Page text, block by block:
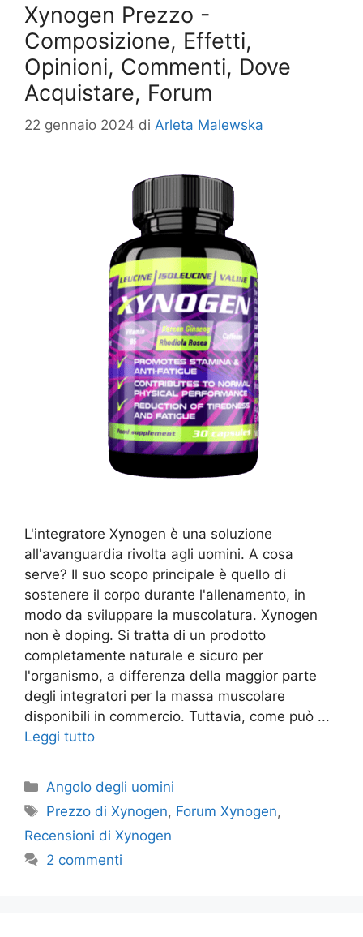
Xynogen Prezzo -
Composizione, Effetti,
Opinioni, Commenti, Dove
Acquistare, Forum
22 gennaio 2024 di Arleta Malewska
L'integratore Xynogen è una soluzione
all'avanguardia rivolta agli uomini. A cosa
serve? Il suo scopo principale è quello di
sostenere il corpo durante l'allenamento, in
modo da sviluppare la muscolatura. Xynogen
non è doping. Si tratta di un prodotto
completamente naturale e sicuro per
l'organismo, a differenza della maggior parte
degli integratori per la massa muscolare
disponibili in commercio. Tuttavia, come può ...
Leggi tutto
Categorie
Angolo degli uomini
Tag
Prezzo di Xynogen, Forum Xynogen,
Recensioni di Xynogen
2 commenti